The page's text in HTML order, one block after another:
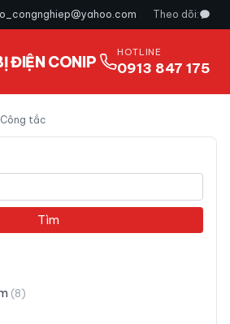
Theo dõi:
ĐIỆN CONIP
HOTLINE
0913 847 175
Công tắc
Tìm
(8)